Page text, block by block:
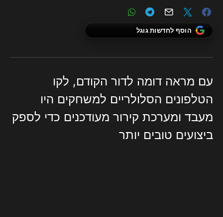
הוסף לחדשות גוגל
עם מראה דומה לדור הקודם, לקו
הטלפונים הסלולריים למשחקים היו
מעבד ומערכת קירור מעודכנים כדי לספק
ביצועים טובים יותר